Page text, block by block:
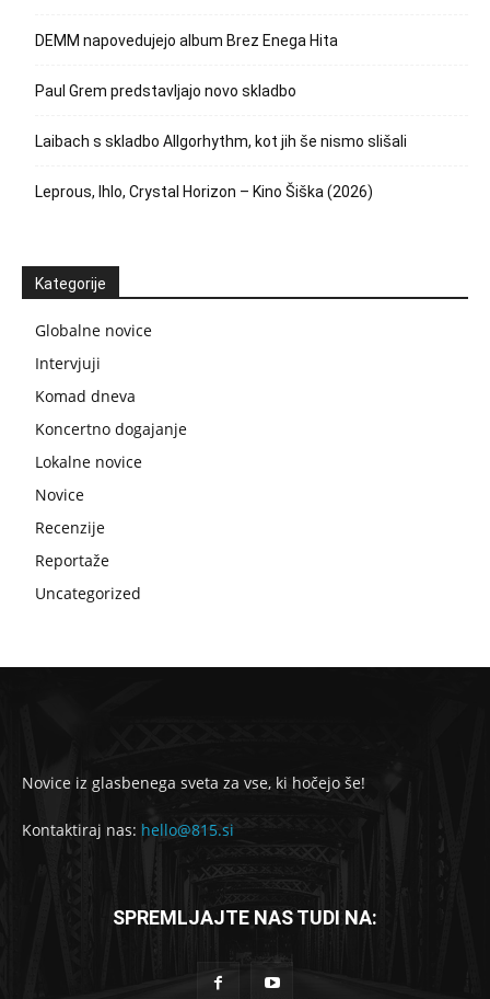
DEMM napovedujejo album Brez Enega Hita
Paul Grem predstavljajo novo skladbo
Laibach s skladbo Allgorhythm, kot jih še nismo slišali
Leprous, Ihlo, Crystal Horizon – Kino Šiška (2026)
Kategorije
Globalne novice
Intervjuji
Komad dneva
Koncertno dogajanje
Lokalne novice
Novice
Recenzije
Reportaže
Uncategorized
Novice iz glasbenega sveta za vse, ki hočejo še!
Kontaktiraj nas: hello@815.si
SPREMLJAJTE NAS TUDI NA: